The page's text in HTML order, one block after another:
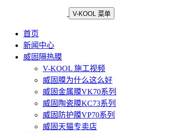
V-KOOL 菜单
首页
新闻中心
威固隔热膜
V-KOOL 施工视频
威固膜为什么这么好
威固金属膜VK70系列
威固陶瓷膜KC73系列
威固防护膜VP70系列
威固天猫专卖店